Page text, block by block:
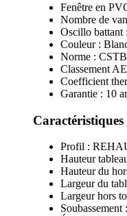
Fenêtre en
Nombre de
Oscillo battant
Couleur :
Norme :
Classement
Coefficient
Garantie : 10
Caractéristiques
Profil :
Hauteur
Hauteur du
Largeur du
Largeur hors
Soubassement